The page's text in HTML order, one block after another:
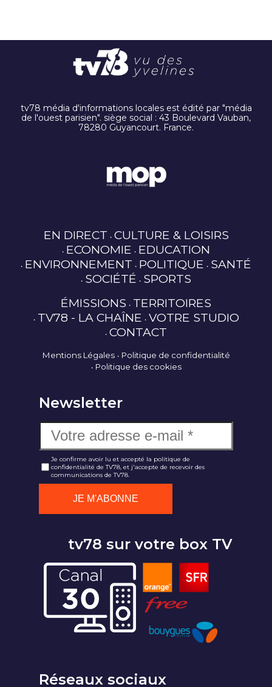
tv78 média d'informations locales est édité par "média
de l'ouest parisien". siège social : 43 Boulevard Vauban,
78280 Guyancourt. France.
EN DIRECT CULTURE & LOISIRS
ECONOMIE EDUCATION
ENVIRONNEMENT POLITIQUE SANTÉ
SOCIÉTÉ SPORTS
ÉMISSIONS TERRITOIRES
TV78 - LA CHAÎNE VOTRE STUDIO
CONTACT
Mentions Légales
Politique de confidentialité
Politique des cookies
Newsletter
Je confirme avoir lu et accepté la politique de
confidentialité de TV78, et j'accepte de recevoir des
communications de TV78.
tv78 sur votre box TV
Réseaux sociaux